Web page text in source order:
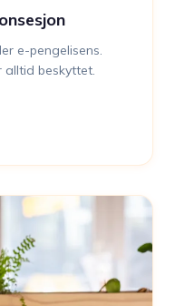
e-pengelisens.
beskyttet.